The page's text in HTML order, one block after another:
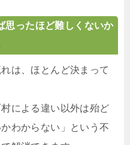
ったほど難しくないか
は、ほとんど決まって
による違い以外は殆ど
わからない」という不